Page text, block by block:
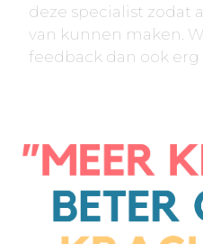
deze specialist zodat
van kunnen maken.
feedback dan ook erg